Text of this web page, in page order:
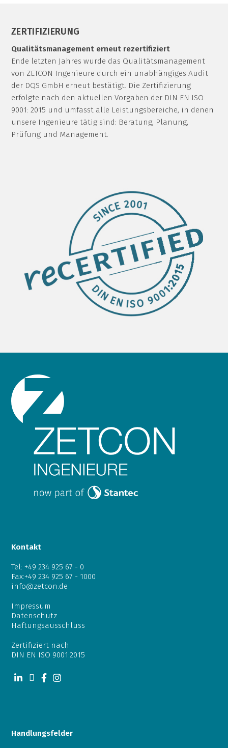
ZERTIFIZIERUNG
Qualitätsmanagement erneut rezertifiziert
Ende letzten Jahres wurde das Qualitätsmanagement
von ZETCON Ingenieure durch ein unabhängiges Audit
der DQS GmbH erneut bestätigt. Die Zertifizierung
erfolgte nach den aktuellen Vorgaben der DIN EN ISO
9001: 2015 und umfasst alle Leistungsbereiche, in denen
unsere Ingenieure tätig sind: Beratung, Planung,
Prüfung und Management.
Kontakt
Tel: +49 234 925 67 - 0
Fax:+49 234 925 67 - 1000
info@zetcon.de
Impressum
Datenschutz
Haftungsausschluss
Zertifiziert nach
DIN EN ISO 9001:2015
Handlungsfelder